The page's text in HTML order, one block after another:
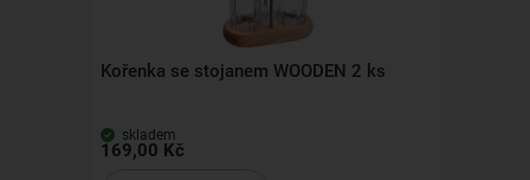
Kořenka se stojanem WOODEN 2 ks
skladem
169,00 Kč